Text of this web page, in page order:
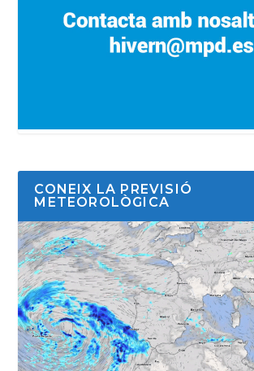
CONEIX LA PREVISIÓ
METEOROLÒGICA